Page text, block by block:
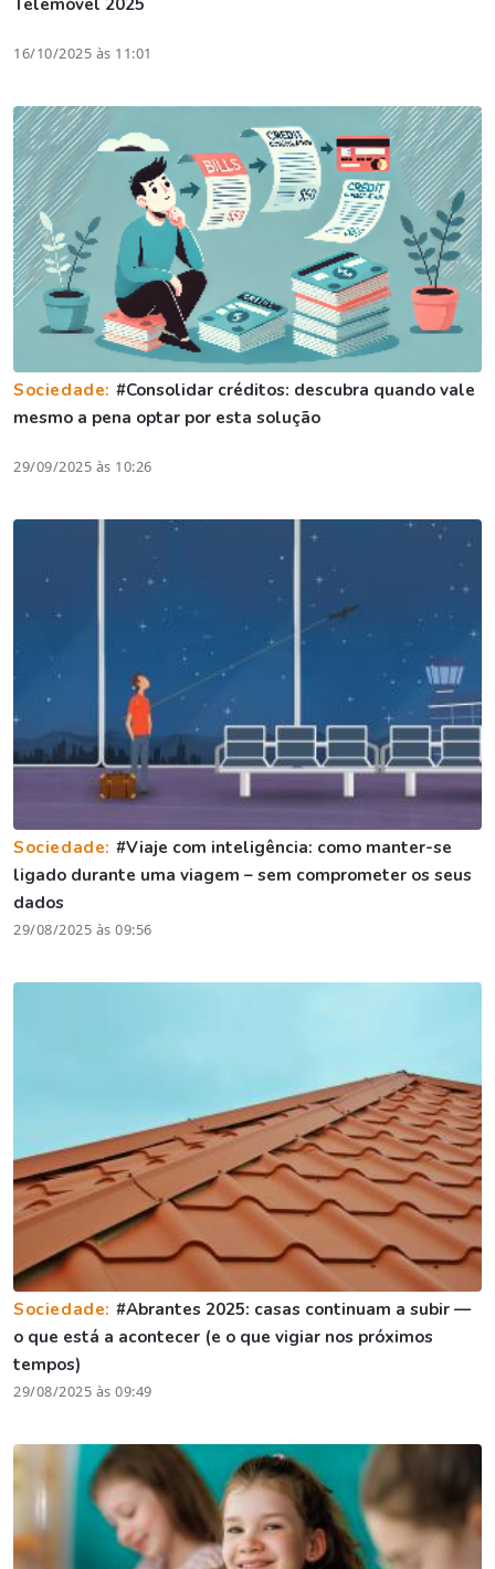
16/10/2025 às 11:01
Sociedade: #Consolidar créditos: descubra quando vale
mesmo a pena optar por esta solução
29/09/2025 às 10:26
Sociedade: #Viaje com inteligência: como manter-se
ligado durante uma viagem – sem comprometer os seus
dados
29/08/2025 às 09:56
Sociedade: #Abrantes 2025: casas continuam a subir —
o que está a acontecer (e o que vigiar nos próximos
tempos)
29/08/2025 às 09:49